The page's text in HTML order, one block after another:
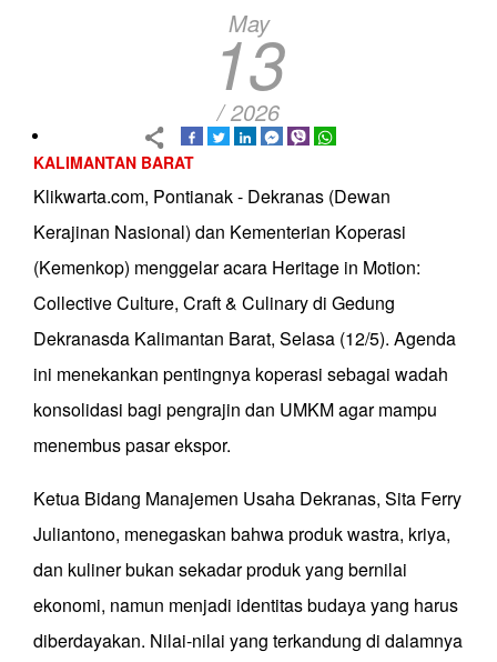
May
13
/ 2026
KALIMANTAN BARAT
Klikwarta.com, Pontianak - Dekranas (Dewan
Kerajinan Nasional) dan Kementerian Koperasi
(Kemenkop) menggelar acara Heritage in Motion:
Collective Culture, Craft & Culinary di Gedung
Dekranasda Kalimantan Barat, Selasa (12/5). Agenda
ini menekankan pentingnya koperasi sebagai wadah
konsolidasi bagi pengrajin dan UMKM agar mampu
menembus pasar ekspor.
Ketua Bidang Manajemen Usaha Dekranas, Sita Ferry
Juliantono, menegaskan bahwa produk wastra, kriya,
dan kuliner bukan sekadar produk yang bernilai
ekonomi, namun menjadi identitas budaya yang harus
diberdayakan. Nilai-nilai yang terkandung di dalamnya